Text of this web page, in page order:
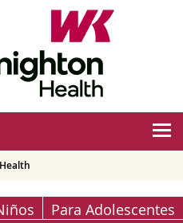
Para Adolescentes